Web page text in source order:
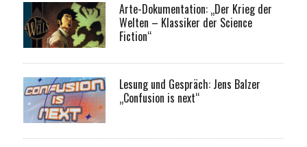
Arte-Dokumentation: „Der Krieg der
Welten – Klassiker der Science
Fiction“
Lesung und Gespräch: Jens Balzer
„Confusion is next“